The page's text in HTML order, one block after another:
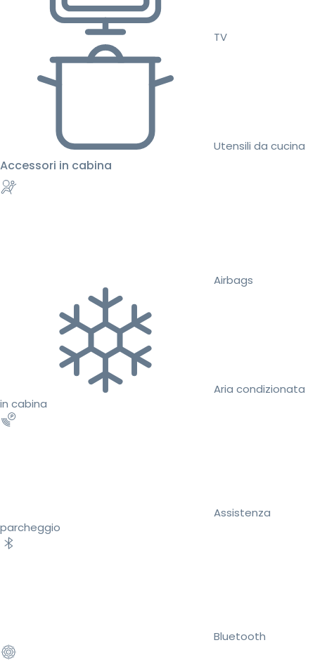
TV
Utensili da cucina
Accessori in cabina
Airbags
Aria condizionata
in cabina
Assistenza
parcheggio
Bluetooth